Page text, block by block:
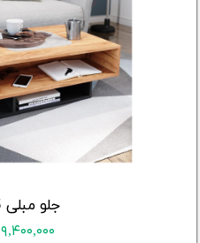
جلو مبلی TK135
۹,۴۰۰,۰۰۰ تومان